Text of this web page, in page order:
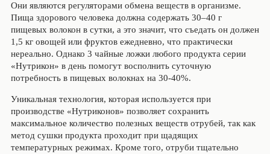
Они являются регуляторами обмена веществ в организме.
Пища здорового человека должна содержать 30–40 г
пищевых волокон в сутки, а это значит, что съедать он должен
1,5 кг овощей или фруктов ежедневно, что практически
нереально. Однако 3 чайные ложки любого продукта серии
«Нутрикон» в день помогут восполнить суточную
потребность в пищевых волокнах на 30-40%.
Уникальная технология, которая используется при
производстве «Нутриконов» позволяет сохранить
максимальное количество полезных веществ отрубей, так как
метод сушки продукта проходит при щадящих
температурных режимах. Кроме того, отруби тщательно